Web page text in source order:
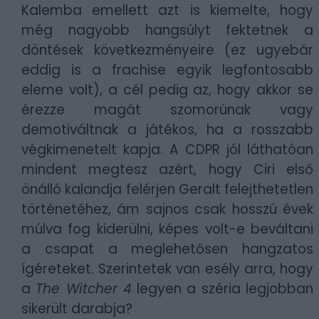
Kalemba emellett azt is kiemelte, hogy
még nagyobb hangsúlyt fektetnek a
döntések következményeire (ez ugyebár
eddig is a frachise egyik legfontosabb
eleme volt), a cél pedig az, hogy akkor se
érezze magát szomorúnak vagy
demotiváltnak a játékos, ha a rosszabb
végkimenetelt kapja. A CDPR jól láthatóan
mindent megtesz azért, hogy Ciri első
önálló kalandja felérjen Geralt felejthetetlen
történetéhez, ám sajnos csak hosszú évek
múlva fog kiderülni, képes volt-e beváltani
a csapat a meglehetősen hangzatos
ígéreteket. Szerintetek van esély arra, hogy
a The Witcher 4 legyen a széria legjobban
sikerült darabja?